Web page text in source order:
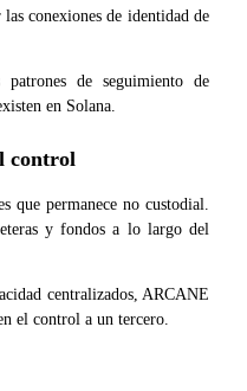
conexiones de identidad de
de seguimiento de
en Solana.
control
que permanece no custodial.
y fondos a lo largo del
centralizados, ARCANE
el control a un tercero.